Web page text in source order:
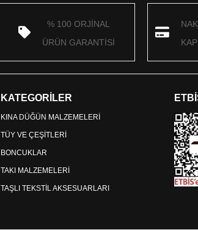
% 100 ORJİNAL
ÜRÜN GARANTİSİ
KATEGORİLER
KINA DÜĞÜN MALZEMELERİ
TÜY VE ÇEŞİTLERİ
BONCUKLAR
TAKI MALZEMELERİ
TAŞLI TEKSTİL AKSESUARLARI